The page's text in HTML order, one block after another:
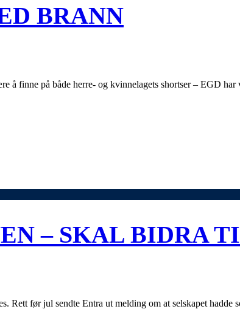
BRANN
å finne på både herre- og kvinnelagets shortser – EGD har
– SKAL BIDRA
før jul sendte Entra ut melding om at selskapet hadde